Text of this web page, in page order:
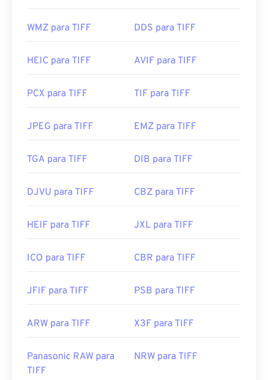
Photoshop eACDSee
também são úteis para abrir
Adobe Inc.
Lançamento inicial:
1986
https://www.adobe.com/creativecloud/file-
https://www.file-extensions.org/tiff-file-extension
WMZ para TIFF DDS para TIFF
HEIC para TIFF AVIF para TIFF
PCX para TIFF TIF para TIFF
JPEG para TIFF EMZ para TIFF
TGA para TIFF DIB para TIFF
DJVU para TIFF CBZ para TIFF
HEIF para TIFF JXL para TIFF
ICO para TIFF CBR para TIFF
JFIF para TIFF PSB para TIFF
ARW para TIFF X3F para TIFF
Panasonic RAW para
TIFF
NRW para TIFF